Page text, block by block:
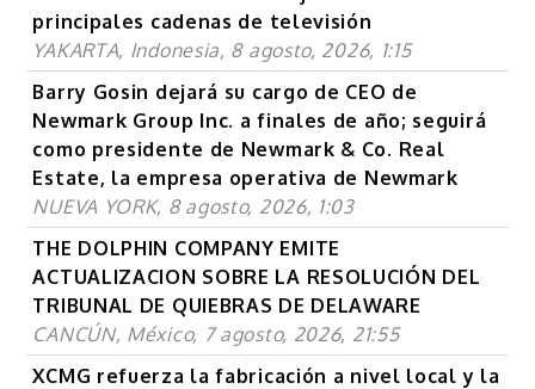
principales cadenas de televisión
YAKARTA, Indonesia, 8 agosto, 2026, 1:15
Barry Gosin dejará su cargo de CEO de
Newmark Group Inc. a finales de año; seguirá
como presidente de Newmark & Co. Real
Estate, la empresa operativa de Newmark
NUEVA YORK, 8 agosto, 2026, 1:03
THE DOLPHIN COMPANY EMITE
ACTUALIZACION SOBRE LA RESOLUCIÓN DEL
TRIBUNAL DE QUIEBRAS DE DELAWARE
CANCÚN, México, 7 agosto, 2026, 21:55
XCMG refuerza la fabricación a nivel local y la